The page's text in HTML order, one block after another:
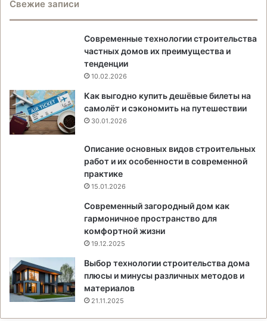
Свежие записи
Современные технологии строительства
частных домов их преимущества и
тенденции
10.02.2026
Как выгодно купить дешёвые билеты на
самолёт и сэкономить на путешествии
30.01.2026
Описание основных видов строительных
работ и их особенности в современной
практике
15.01.2026
Современный загородный дом как
гармоничное пространство для
комфортной жизни
19.12.2025
Выбор технологии строительства дома
плюсы и минусы различных методов и
материалов
21.11.2025